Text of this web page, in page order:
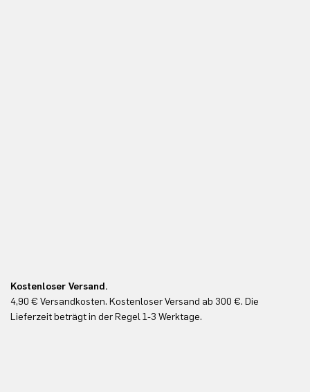
Kostenloser Versand.
4,90 € Versandkosten. Kostenloser Versand ab 300 €. Die
Lieferzeit beträgt in der Regel 1-3 Werktage.